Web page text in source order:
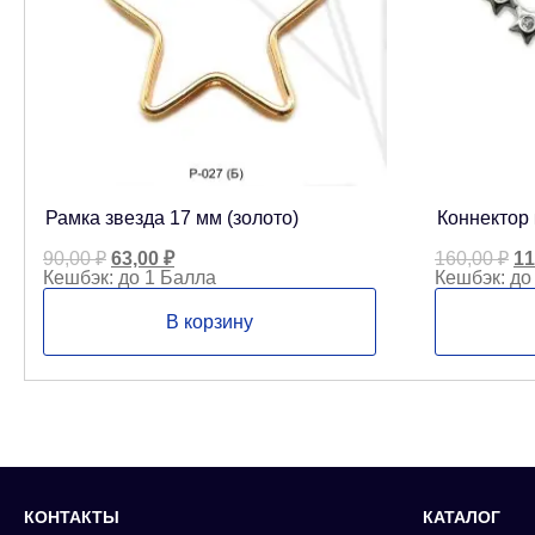
Рамка звезда 17 мм (золото)
90,00₽ Первоначальная
цена
составляла
90,00 ₽.
63,00 ₽Текущая
цена:
63,00 ₽.
Кешбэк: до 1 Балла
В корзину
160,00₽
Кешбэк:
КОНТАКТЫ КАТАЛОГ